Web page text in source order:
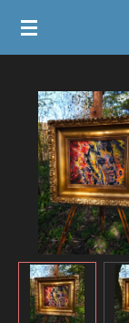
Ga
hoofdinhoud